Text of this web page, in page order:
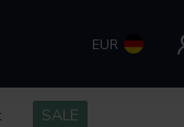
EUR
SALE